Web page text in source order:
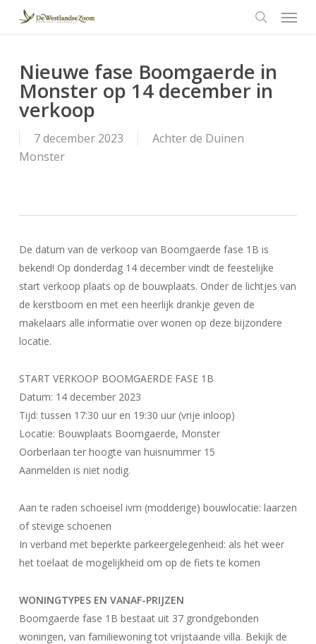
content
Menu
Nieuwe fase Boomgaerde in
Monster op 14 december in
verkoop
7 december 2023
Achter de Duinen
Monster
De datum van de verkoop van Boomgaerde fase 1B is
bekend! Op donderdag 14 december vindt de feestelijke
start verkoop plaats op de bouwplaats. Onder de lichtjes van
de kerstboom en met een heerlijk drankje geven de
makelaars alle informatie over wonen op deze bijzondere
locatie.
START VERKOOP BOOMGAERDE FASE 1B
Datum: 14 december 2023
Tijd: tussen 17:30 uur en 19:30 uur (vrije inloop)
Locatie: Bouwplaats Boomgaerde, Monster
Oorberlaan ter hoogte van huisnummer 15
Aanmelden is niet nodig.
Aan te raden schoeisel ivm (modderige) bouwlocatie: laarzen
of stevige schoenen
In verband met beperkte parkeergelegenheid: als het weer
het toelaat de mogelijkheid om op de fiets te komen
WONINGTYPES EN VANAF-PRIJZEN
Boomgaerde fase 1B bestaat uit 37 grondgebonden
woningen, van familiewoning tot vrijstaande villa. Bekijk de